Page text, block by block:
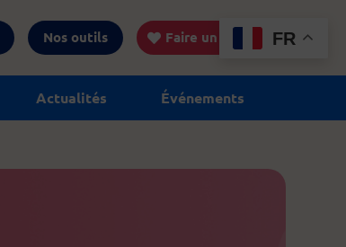
Nos outils Faire un don
Actualités Événements
FR